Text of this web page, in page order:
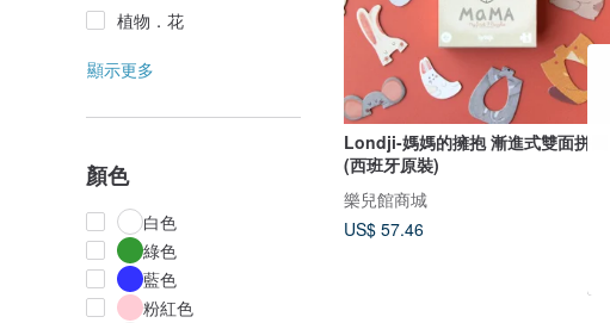
植物．花
顯示更多
顏色
白色
綠色
藍色
粉紅色
Londji-媽媽的擁抱 漸進式雙面拼圖
(西班牙原裝)
樂兒館商城
US$ 57.46